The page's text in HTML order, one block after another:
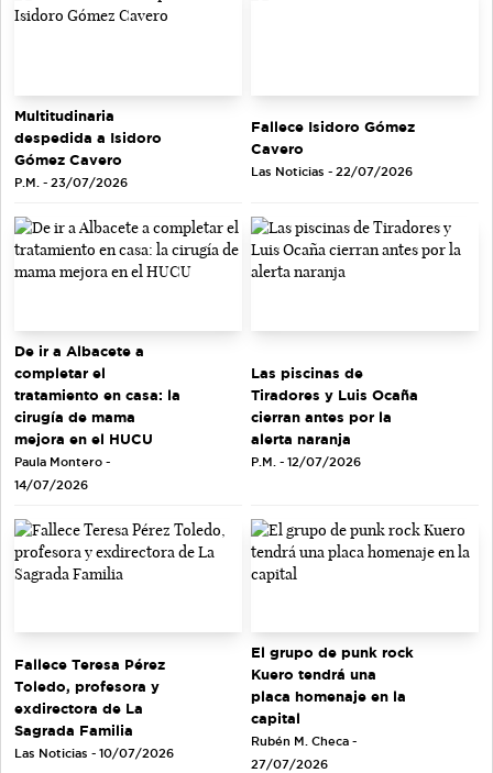
Multitudinaria
despedida a Isidoro
Gómez Cavero
P.M. - 23/07/2026
Fallece Isidoro Gómez
Cavero
Las Noticias - 22/07/2026
De ir a Albacete a
completar el
tratamiento en casa: la
cirugía de mama
mejora en el HUCU
Paula Montero -
14/07/2026
Las piscinas de
Tiradores y Luis Ocaña
cierran antes por la
alerta naranja
P.M. - 12/07/2026
Fallece Teresa Pérez
Toledo, profesora y
exdirectora de La
Sagrada Familia
Las Noticias - 10/07/2026
El grupo de punk rock
Kuero tendrá una
placa homenaje en la
capital
Rubén M. Checa -
27/07/2026